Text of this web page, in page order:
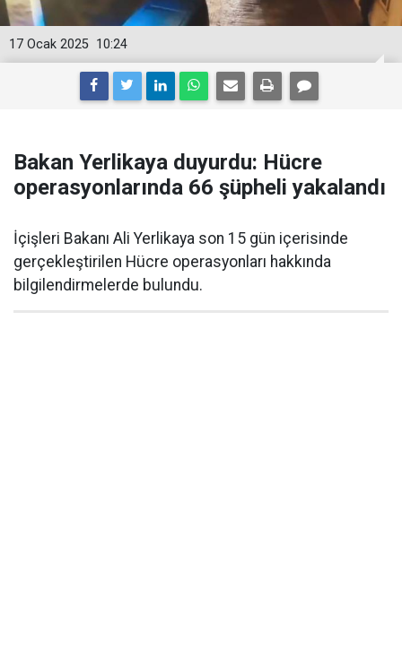
10:24
17 Ocak 2025
Bakan Yerlikaya duyurdu: Hücre
operasyonlarında 66 şüpheli yakalandı
İçişleri Bakanı Ali Yerlikaya son 15 gün içerisinde
gerçekleştirilen Hücre operasyonları hakkında
bilgilendirmelerde bulundu.